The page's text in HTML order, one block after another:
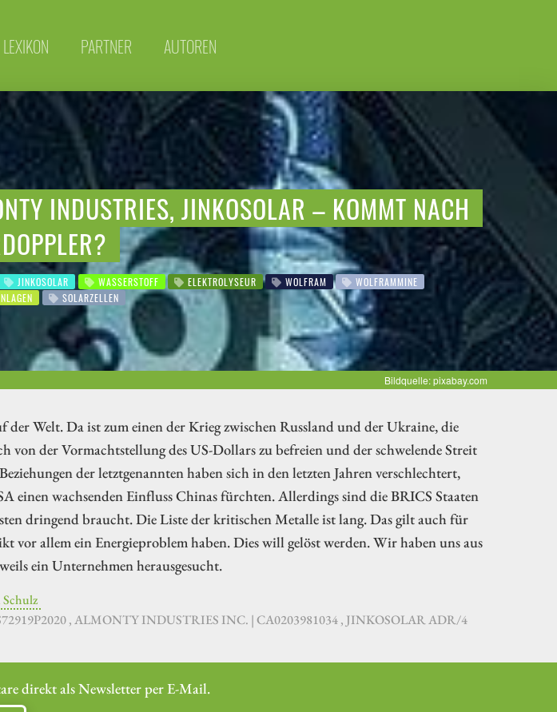
LEXIKON PARTNER AUTOREN
INDUSTRIES, JINKOSOLAR – KOMMT NACH
JINKOSOLAR WASSERSTOFF ELEKTROLYSEUR WOLFRAM
WOLFRAMMINE
SOLARZELLEN
Bildquelle: pixabay.com
der Welt. Da ist zum einen der Krieg zwischen Russland und der Ukraine, die
von der Vormachtstellung des US-Dollars zu befreien und der schwelende Streit
der letztgenannten haben sich in den letzten Jahren verschlechtert,
einen wachsenden Einfluss Chinas fürchten. Allerdings sind die BRICS Staaten
dringend braucht. Die Liste der kritischen Metalle ist lang. Das gilt auch für
vor allem ein Energieproblem haben. Dies will gelöst werden. Wir haben uns aus
ein Unternehmen herausgesucht.
, ALMONTY INDUSTRIES INC. | CA0203981034 , JINKOSOLAR ADR/4
direkt als Newsletter per E-Mail.